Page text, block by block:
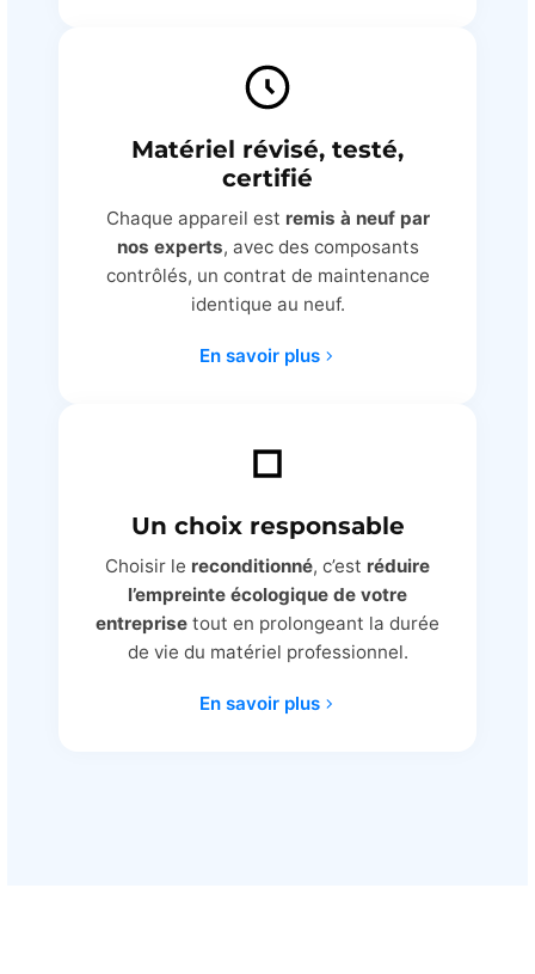
Matériel révisé, testé,
certifié
Chaque appareil est remis à neuf par
nos experts, avec des composants
contrôlés, un contrat de maintenance
identique au neuf.
En savoir plus
Un choix responsable
Choisir le reconditionné, c’est réduire
l’empreinte écologique de votre
entreprise tout en prolongeant la durée
de vie du matériel professionnel.
En savoir plus